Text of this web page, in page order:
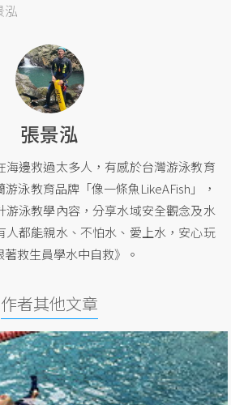
泓
張景泓
海邊救過太多人，有感於台灣游泳教育
泳教育品牌「像一條魚LikeAFish」，
游泳教學內容，分享水域安全觀念及水
人都能親水、不怕水、愛上水，安心玩
救生員學水中自救》。
作者其他文章